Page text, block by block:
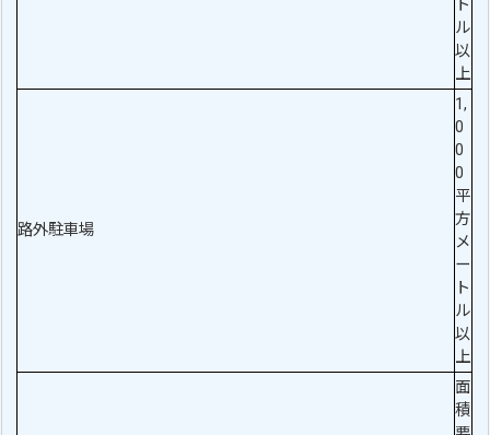
ト
ル
以
上
路外駐車場
1,
0
0
0
平
方
メ
ー
ト
ル
以
上
面
積